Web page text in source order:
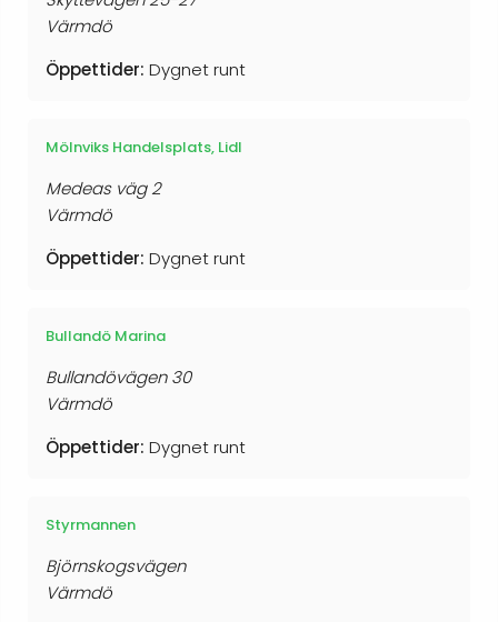
Värmdö
Öppettider: Dygnet runt
Mölnviks Handelsplats, Lidl
Medeas väg 2
Värmdö
Öppettider: Dygnet runt
Bullandö Marina
Bullandövägen 30
Värmdö
Öppettider: Dygnet runt
Styrmannen
Björnskogsvägen
Värmdö